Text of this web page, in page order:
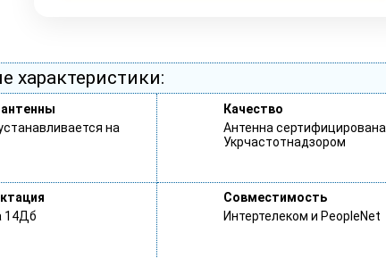
характеристики:
на
Качество
Антенна сертифицирована
Укрчастотнадзором
14Дб
Совместимость
Интертелеком и PeopleNet